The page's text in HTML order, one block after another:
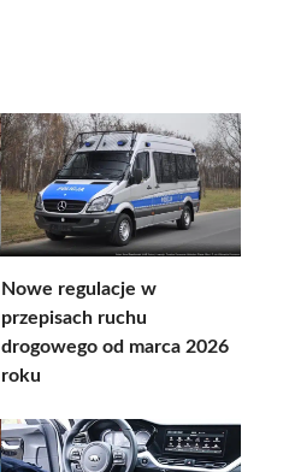
Nowe regulacje w
przepisach ruchu
drogowego od marca 2026
roku